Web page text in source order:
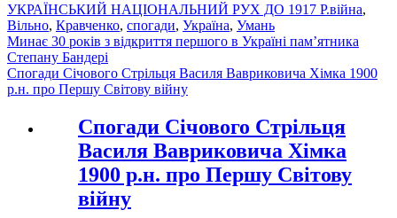
УКРАЇНСЬКИЙ НАЦІОНАЛЬНИЙ РУХ ДО 1917 Р.війна,
Вільно, Кравченко, спогади, Україна, Умань
Навігація
записів
Минає 30 років з відкриття першого в Україні пам’ятника
Степану Бандері
Спогади Січового Стрільця Василя Вавриковича Хімка 1900
р.н. про Першу Світову війну
Спогади Січового Стрільця
Василя Вавриковича Хімка
1900 р.н. про Першу Світову
війну